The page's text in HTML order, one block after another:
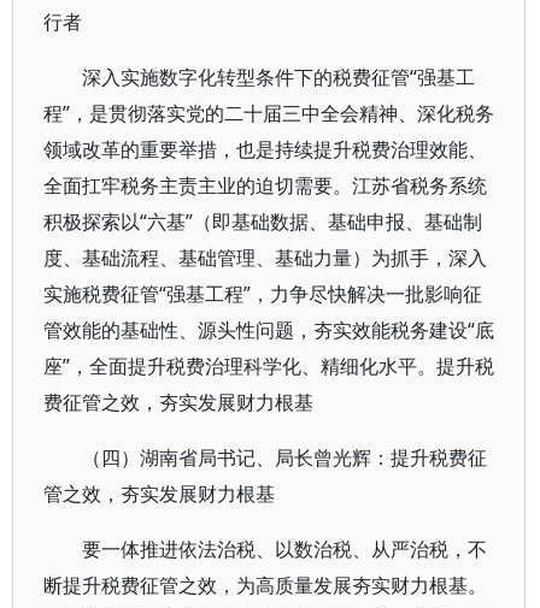
行者
深入实施数字化转型条件下的税费征管“强基工
程”，是贯彻落实党的二十届三中全会精神、深化税务
领域改革的重要举措，也是持续提升税费治理效能、
全面扛牢税务主责主业的迫切需要。江苏省税务系统
积极探索以“六基”（即基础数据、基础申报、基础制
度、基础流程、基础管理、基础力量）为抓手，深入
实施税费征管“强基工程”，力争尽快解决一批影响征
管效能的基础性、源头性问题，夯实效能税务建设“底
座”，全面提升税费治理科学化、精细化水平。提升税
费征管之效，夯实发展财力根基
（四）湖南省局书记、局长曾光辉：提升税费征
管之效，夯实发展财力根基
要一体推进依法治税、以数治税、从严治税，不
断提升税费征管之效，为高质量发展夯实财力根基。